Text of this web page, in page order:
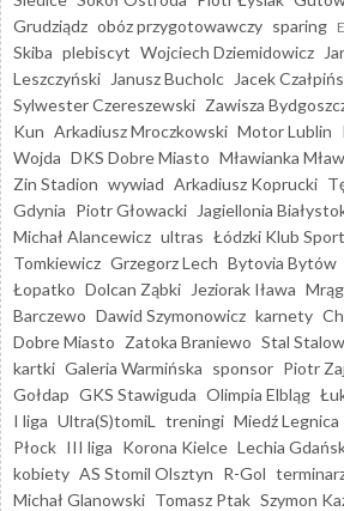
Grudziądz obóz przygotowawczy sparing
Skiba plebiscyt Wojciech Dziemidowicz
Leszczyński
Janusz Bucholc Jacek
Sylwester Czereszewski Zawisza
Kun Arkadiusz Mroczkowski Motor Lublin
Wojda DKS Dobre Miasto Mławianka
Zin Stadion wywiad Arkadiusz Koprucki
Gdynia Piotr Głowacki Jagiellonia
Michał Alancewicz ultras Łódzki Klub
Tomkiewicz Grzegorz Lech Bytovia Bytów
Łopatko Dolcan Ząbki Jeziorak Iława
Barczewo Dawid Szymonowicz karnety
Dobre Miasto Zatoka Braniewo Stal
kartki Galeria Warmińska sponsor Piotr
Gołdap GKS Stawiguda Olimpia Elbląg
I liga Ultra(S)tomiL treningi Miedź Legnica
Płock III liga Korona Kielce Lechia
kobiety AS Stomil Olsztyn R-Gol
Michał Glanowski Tomasz Ptak Szymon